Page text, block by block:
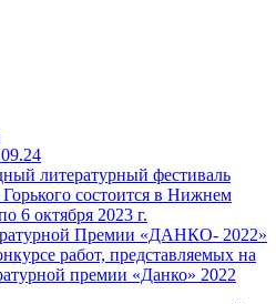
литературный фестиваль
состоится в Нижнем
6 октября 2023 г.
Премии «ДАНКО- 2022»
работ, представляемых на
премии «Данко» 2022